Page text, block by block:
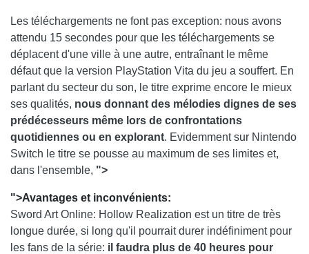
Les téléchargements ne font pas exception: nous avons
attendu 15 secondes pour que les téléchargements se
déplacent d'une ville à une autre, entraînant le même
défaut que la version PlayStation Vita du jeu a souffert. En
parlant du secteur du son, le titre exprime encore le mieux
ses qualités, nous donnant des mélodies dignes de ses
prédécesseurs même lors de confrontations
quotidiennes ou en explorant. Evidemment sur Nintendo
Switch le titre se pousse au maximum de ses limites et,
dans l'ensemble, ">
">Avantages et inconvénients:
Sword Art Online: Hollow Realization est un titre de très
longue durée, si long qu'il pourrait durer indéfiniment pour
les fans de la série: il faudra plus de 40 heures pour